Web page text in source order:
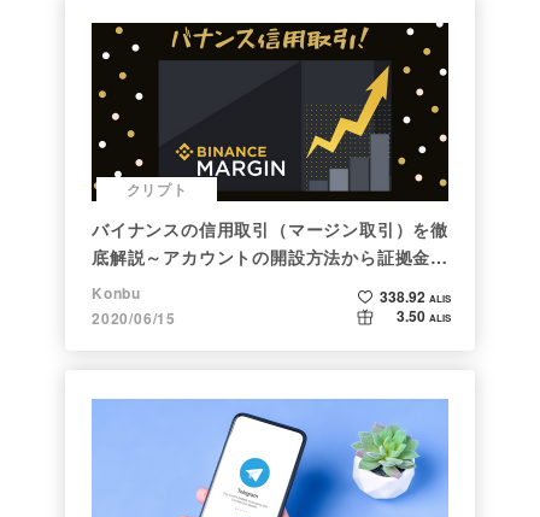
クリプト
バイナンスの信用取引（マージン取引）を徹
底解説～アカウントの開設方法から証拠金計
算例まで～
Konbu
2020/06/15
338.92 ALIS
3.50 ALIS